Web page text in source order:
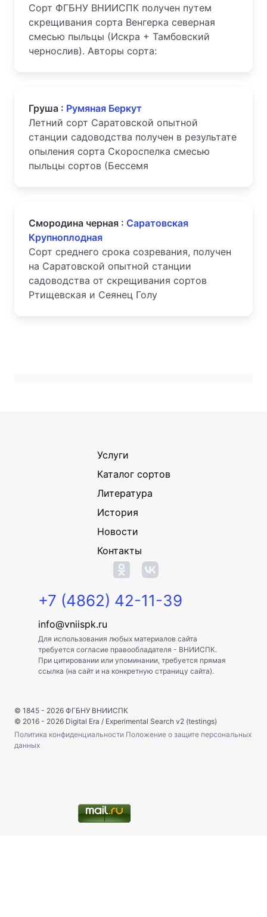
Сорт ФГБНУ ВНИИСПК получен путем
скрещивания сорта Венгерка северная
смесью пыльцы (Искра + Тамбовский
чернослив). Авторы сорта:
Груша : Румяная Беркут
Летний сорт Саратовской опытной
станции садоводства получен в результате
опыления сорта Скороспелка смесью
пыльцы сортов (Бессемя
Смородина черная : Саратовская
Крупноплодная
Сорт среднего срока созревания, получен
на Саратовской опытной станции
садоводства от скрещивания сортов
Ртищевская и Сеянец Голу
Услуги
Каталог сортов
Литература
История
Новости
Контакты
+7 (4862) 42-11-39
info@vniispk.ru
Для использования любых материалов сайта
требуется согласие правообладателя - ВНИИСПК.
При цитировании или упоминании, требуется прямая
ссылка (на сайт и на конкретную страницу сайта).
© 1845 - 2026 ФГБНУ ВНИИСПК
© 2016 - 2026 Digital Era / Experimental Search v2 (testings)
Политика конфиденциальности Положение о защите персональных
данных